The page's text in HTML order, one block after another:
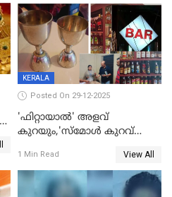
കളിക്കുന്നതിനിടെ
KERALA
Posted On 29-12-2025
'ഫിറ്റായാൽ' അളവ്
കുറയും,'സ്‌മോൾ കുറവ്
പിഴ
1 Min Read View All